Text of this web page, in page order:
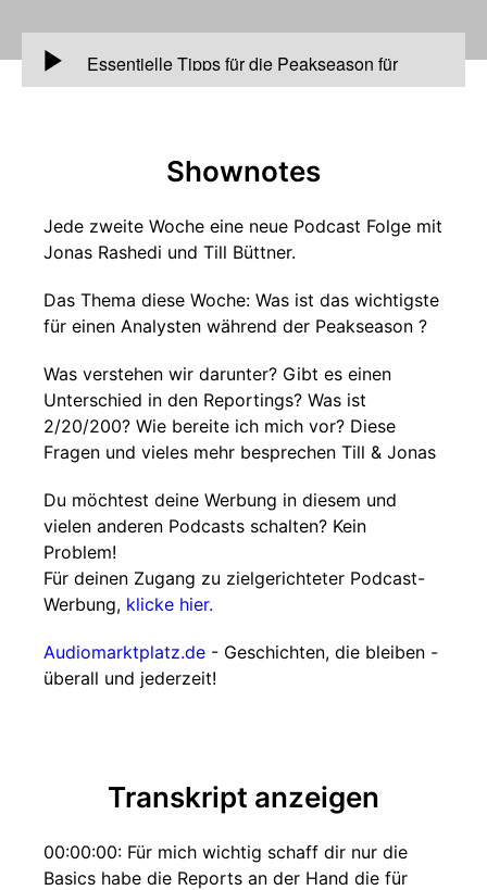
00:00
Essentielle Tipps für die Peakseason für
Analysten - mit Till B., DHL
Shownotes
Jede zweite Woche eine neue Podcast Folge mit
Jonas Rashedi und Till Büttner.
Das Thema diese Woche: Was ist das wichtigste
für einen Analysten während der Peakseason ?
Was verstehen wir darunter? Gibt es einen
Unterschied in den Reportings? Was ist
2/20/200? Wie bereite ich mich vor? Diese
Fragen und vieles mehr besprechen Till & Jonas
Du möchtest deine Werbung in diesem und
vielen anderen Podcasts schalten? Kein
Problem!
Für deinen Zugang zu zielgerichteter Podcast-
Werbung, klicke hier.
Audiomarktplatz.de - Geschichten, die bleiben -
überall und jederzeit!
Transkript anzeigen
00:00:00: Für mich wichtig schaff dir nur die
Basics habe die Reports an der Hand die für